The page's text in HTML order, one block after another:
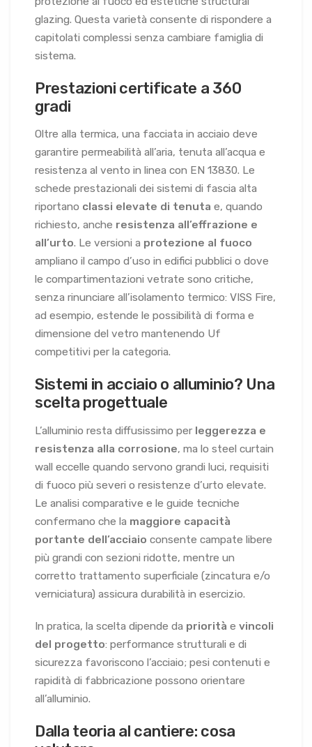
glazing. Questa varietà consente di rispondere a
capitolati complessi senza cambiare famiglia di
sistema.
Prestazioni certificate a 360
gradi
Oltre alla termica, una facciata in acciaio deve
garantire permeabilità all’aria, tenuta all’acqua e
resistenza al vento in linea con EN 13830. Le
schede prestazionali dei sistemi di fascia alta
riportano classi elevate di tenuta e, quando
richiesto, anche resistenza all’effrazione e
all’urto. Le versioni a protezione al fuoco
ampliano il campo d’uso in edifici pubblici o dove
le compartimentazioni vetrate sono critiche,
senza rinunciare all’isolamento termico: VISS Fire,
ad esempio, estende le possibilità di forma e
dimensione del vetro mantenendo Uf
competitivi per la categoria.
Sistemi in acciaio o alluminio? Una
scelta progettuale
L’alluminio resta diffusissimo per leggerezza e
resistenza alla corrosione, ma lo steel curtain
wall eccelle quando servono grandi luci, requisiti
di fuoco più severi o resistenze d’urto elevate.
Le analisi comparative e le guide tecniche
confermano che la maggiore capacità
portante dell’acciaio consente campate libere
più grandi con sezioni ridotte, mentre un
corretto trattamento superficiale (zincatura e/o
verniciatura) assicura durabilità in esercizio.
In pratica, la scelta dipende da priorità e vincoli
del progetto: performance strutturali e di
sicurezza favoriscono l’acciaio; pesi contenuti e
rapidità di fabbricazione possono orientare
all’alluminio.
Dalla teoria al cantiere: cosa